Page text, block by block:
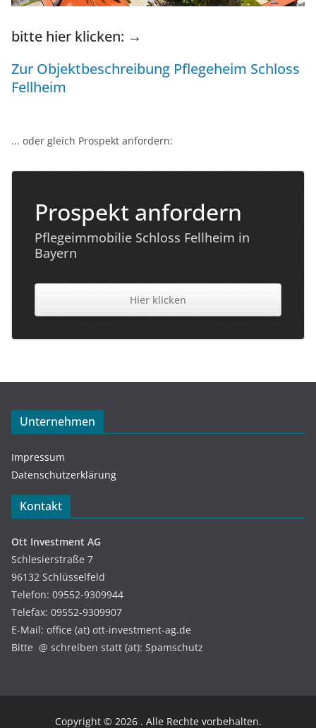
bitte hier klicken: →
Zur Objektbeschreibung Pflegeheim Schloss
Fellheim
... oder gleich Prospekt anfordern:
Prospekt anfordern
Pflegeimmobilie Schloss Fellheim in
Bayern
Hier klicken
Unternehmen
Impressum
Datenschutzerklärung
Kontakt
Ott Investment AG
Schlesierstraße 7
96132 Schlüsselfeld
Telefon: 09552-9309944
Telefax: 09552-9309907
E-Mail: office (at) ott-investment-ag.de
Bitte @ schreiben statt (at): Spamschutz
Copyright © 2026 . Alle Rechte vorbehalten.